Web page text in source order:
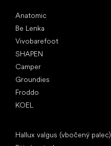
Anatomic
Be Lenka
Vivobarefoot
SHAPEN
Camper
Groundies
Froddo
KOEL
Hallux valgus (vbočený palec)